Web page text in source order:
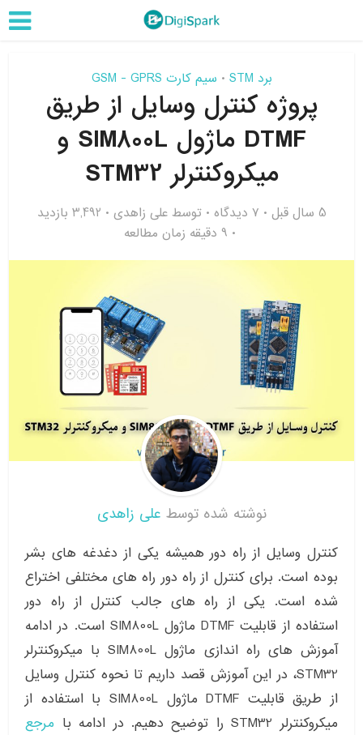
برد STM • سیم کارت GSM - GPRS
پروژه کنترل وسایل از طریق
DTMF ماژول SIM800L و
میکروکنترلر STM32
5 سال قبل ۷ دیدگاه توسط علی زاهدی
3,492 بازدید
9 دقیقه زمان مطالعه
نوشته شده توسط علی زاهدی
کنترل وسایل از راه دور همیشه یکی از دغدغه های بشر
بوده است. برای کنترل از راه دور راه های مختلفی اختراع
شده است. یکی از راه های جالب کنترل از راه دور
استفاده از قابلیت DTMF ماژول SIM800L است. در ادامه
آموزش های راه اندازی ماژول SIM800L با میکروکنترلر
STM32، در این آموزش قصد داریم تا نحوه کنترل وسایل
از طریق قابلیت DTMF ماژول SIM800L با استفاده از
میکروکنترلر STM32 را توضیح دهیم. در ادامه با
مرجع